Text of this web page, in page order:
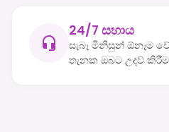
24/7 සහාය
සැබෑ මිනිසුන් ඕනෑම
තැනක ඔබට උදව්